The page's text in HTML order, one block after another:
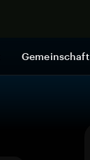
Gemeinschaft